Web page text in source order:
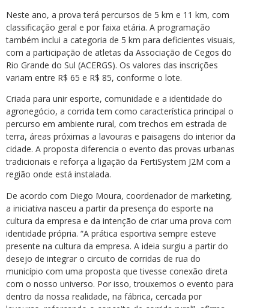
Neste ano, a prova terá percursos de 5 km e 11 km, com
classificação geral e por faixa etária. A programação
também inclui a categoria de 5 km para deficientes visuais,
com a participação de atletas da Associação de Cegos do
Rio Grande do Sul (ACERGS). Os valores das inscrições
variam entre R$ 65 e R$ 85, conforme o lote.
Criada para unir esporte, comunidade e a identidade do
agronegócio, a corrida tem como característica principal o
percurso em ambiente rural, com trechos em estrada de
terra, áreas próximas a lavouras e paisagens do interior da
cidade. A proposta diferencia o evento das provas urbanas
tradicionais e reforça a ligação da FertiSystem J2M com a
região onde está instalada.
De acordo com Diego Moura, coordenador de marketing,
a iniciativa nasceu a partir da presença do esporte na
cultura da empresa e da intenção de criar uma prova com
identidade própria. “A prática esportiva sempre esteve
presente na cultura da empresa. A ideia surgiu a partir do
desejo de integrar o circuito de corridas de rua do
município com uma proposta que tivesse conexão direta
com o nosso universo. Por isso, trouxemos o evento para
dentro da nossa realidade, na fábrica, cercada por